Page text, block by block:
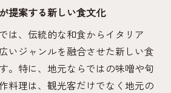
ンと料理が響き合う体験の魅力
県レストランの魅力解説
なレストラン選びのチェック
提案する新しい食文化
は、伝統的な和食からイタリア
いジャンルを融合させた新しい食
。特に、地元ならではの味噌や旬
料理は、観光客だけでなく地元の